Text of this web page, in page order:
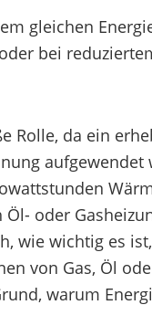
gleichen
bei
Rolle, da ein
aufgewendet
oder
wie wichtig es
von Gas, Öl
warum